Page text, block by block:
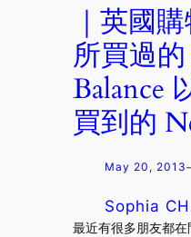
｜英國
所買過
Balance
買到的
May 20, 2013
Sophia
最近有很多朋友都